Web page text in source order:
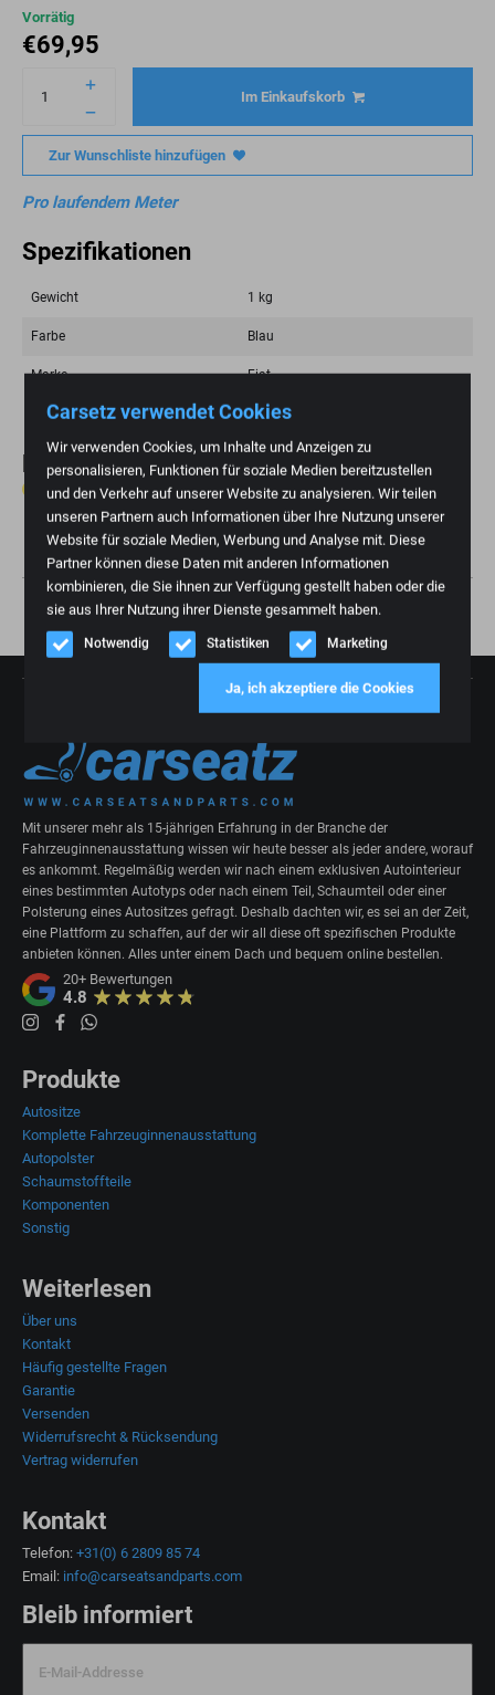
Carsetz verwendet Cookies
Wir verwenden Cookies, um Inhalte und Anzeigen zu
personalisieren, Funktionen für soziale Medien bereitzustellen
und den Verkehr auf unserer Website zu analysieren. Wir teilen
unseren Partnern auch Informationen über Ihre Nutzung unserer
Website für soziale Medien, Werbung und Analyse mit. Diese
Partner können diese Daten mit anderen Informationen
kombinieren, die Sie ihnen zur Verfügung gestellt haben oder die
sie aus Ihrer Nutzung ihrer Dienste gesammelt haben.
Notwendig Statistiken Marketing
Ja, ich akzeptiere die Cookies
Vorrätig
€69,95
Im Einkaufskorb
Zur Wunschliste hinzufügen
Pro laufendem Meter
Spezifikationen
Gewicht 1 kg
Farbe Blau
Marke Fiat
Bewertungen
0 Bewertungen
Eine Rezension schreiben
Mit unserer mehr als 15-jährigen Erfahrung in der Branche der
Fahrzeuginnenausstattung wissen wir heute besser als jeder andere, worauf
es ankommt. Regelmäßig werden wir nach einem exklusiven Autointerieur
eines bestimmten Autotyps oder nach einem Teil, Schaumteil oder einer
Polsterung eines Autositzes gefragt. Deshalb dachten wir, es sei an der Zeit,
eine Plattform zu schaffen, auf der wir all diese oft spezifischen Produkte
anbieten können. Alles unter einem Dach und bequem online bestellen.
20+ Bewertungen
4.8
Produkte
Autositze
Komplette Fahrzeuginnenausstattung
Autopolster
Schaumstoffteile
Komponenten
Sonstig
Weiterlesen
Über uns
Kontakt
Häufig gestellte Fragen
Garantie
Versenden
Widerrufsrecht & Rücksendung
Vertrag widerrufen
Kontakt
Telefon: +31(0) 6 2809 85 74
Email: info@carseatsandparts.com
Bleib informiert
E-Mail-Addresse